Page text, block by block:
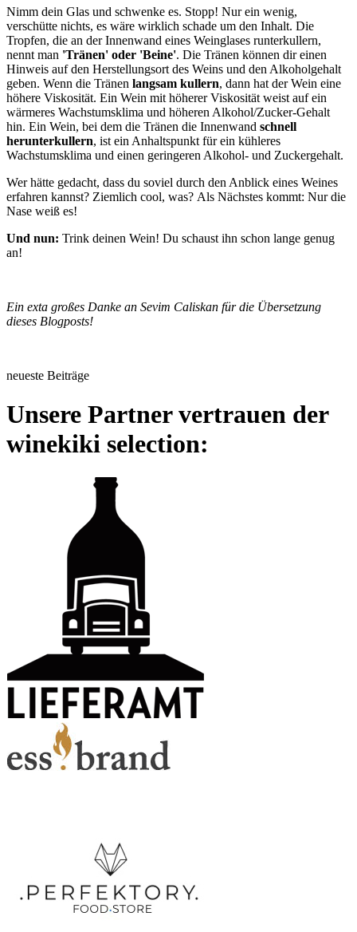
Nimm dein Glas und schwenke es. Stopp! Nur ein wenig,
verschütte nichts, es wäre wirklich schade um den Inhalt. Die
Tropfen, die an der Innenwand eines Weinglases runterkullern,
nennt man 'Tränen' oder 'Beine'. Die Tränen können dir einen
Hinweis auf den Herstellungsort des Weins und den Alkoholgehalt
geben. Wenn die Tränen langsam kullern, dann hat der Wein eine
höhere Viskosität. Ein Wein mit höherer Viskosität weist auf ein
wärmeres Wachstumsklima und höheren Alkohol/Zucker-Gehalt
hin. Ein Wein, bei dem die Tränen die Innenwand schnell
herunterkullern, ist ein Anhaltspunkt für ein kühleres
Wachstumsklima und einen geringeren Alkohol- und Zuckergehalt.
Wer hätte gedacht, dass du soviel durch den Anblick eines Weines
erfahren kannst? Ziemlich cool, was? Als Nächstes kommt: Nur die
Nase weiß es!
Und nun: Trink deinen Wein! Du schaust ihn schon lange genug
an!
Ein exta großes Danke an Sevim Caliskan für die Übersetzung
dieses Blogposts!
neueste Beiträge
Unsere Partner vertrauen der
winekiki selection: